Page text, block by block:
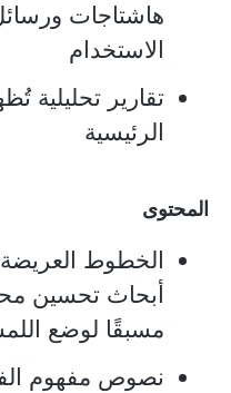
هاشتاجات
الاستخدام
تقارير تحليلية
الرئيسية
المحتوى
الخطوط
أبحاث تحسين
مسبقًا لوضع
نصوص مفهوم